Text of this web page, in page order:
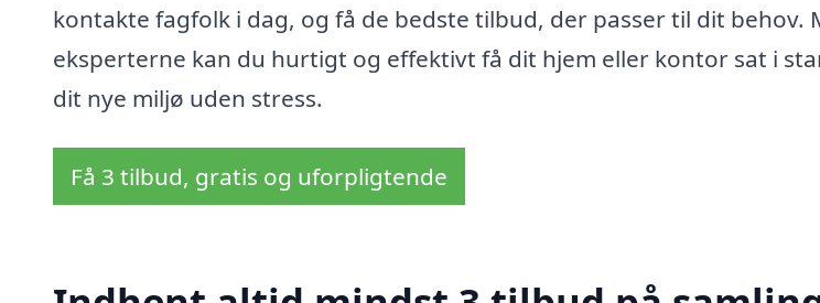
kontakte fagfolk i dag, og få de bedste tilbud, der passer til dit behov.
eksperterne kan du hurtigt og effektivt få dit hjem eller kontor sat i
dit nye miljø uden stress.
Få 3 tilbud, gratis og uforpligtende